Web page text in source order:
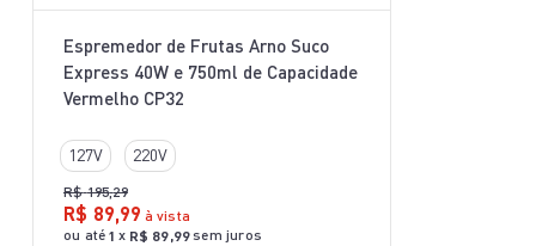
Espremedor de Frutas Arno Suco
Express 40W e 750ml de Capacidade
Vermelho CP32
127V 220V
R$ 195,29
R$ 89,99 à vista
ou até 1 x R$ 89,99sem juros